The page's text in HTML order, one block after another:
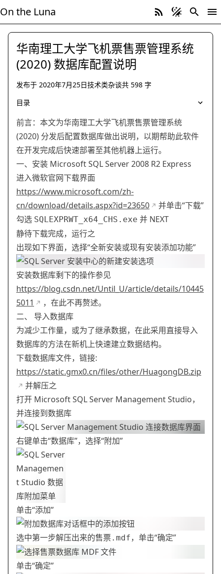
On the Luna
华南理工大学飞机票售票管理系统
(2020) 数据库配置说明
发布于 2020年7月25日技术类杂谈共 598 字
目录
前言：本文为华南理工大学飞机票售票管理系统
(2020) 分发后配置数据库做出说明，以期帮助此软件
在开发完成后快速部署至其他机器上运行。
一、安装 Microsoft SQL Server 2008 R2 Express
进入微软官网下载界面
https://www.microsoft.com/zh-
cn/download/details.aspx?id=23650
并单击“下载”
勾选 SQLEXPRWT_x64_CHS.exe 并 NEXT
静待下载完成，运行之
出现如下界面，选择“全新安装或现有安装添加功能”
安装数据库剩下的操作参见
https://blog.csdn.net/Until_U/article/details/10445
5011
，在此不再赘述。
二、 导入数据库
为减少工作量，或为了继承数据，在此采用直接导入
数据库的方法在新机上快速建立数据结构。
下载数据库文件，链接:
https://static.gmx0.cn/files/other/HuagongDB.zip
并解压之
打开 Microsoft SQL Server Management Studio，
并连接到数据库
右键单击“数据库”，选择“附加”
单击“添加”
选中第一步解压出来的售票.mdf，单击“确定”
单击“确定”